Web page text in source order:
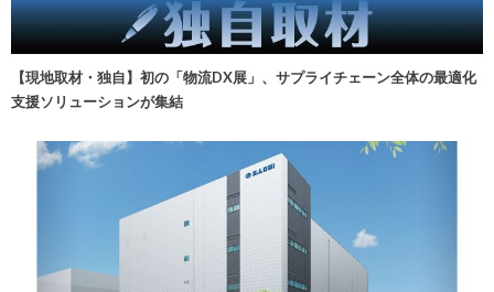
【現地取材・独自】初の「物流DX展」、サプライチェーン全体の最適化
支援ソリューションが集結